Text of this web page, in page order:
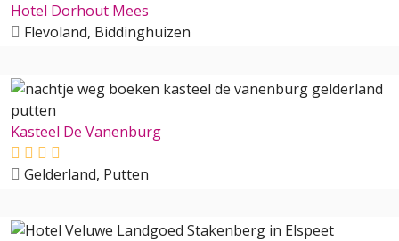
Hotel Dorhout Mees
Flevoland, Biddinghuizen
Kasteel De Vanenburg
Gelderland, Putten